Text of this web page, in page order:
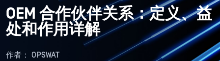
OEM 合作伙伴关系：定义、益
处和作用详解
作者： OPSWAT